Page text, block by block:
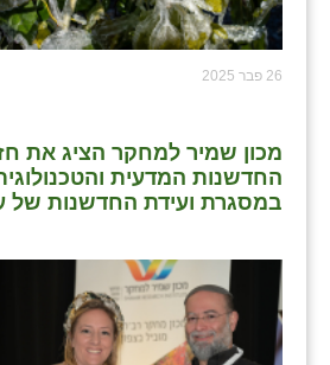
26 פבר 2025
מכון שמיר למחקר הציג את
החדשנות המדעית
במסגרת ועידת החדשנות של